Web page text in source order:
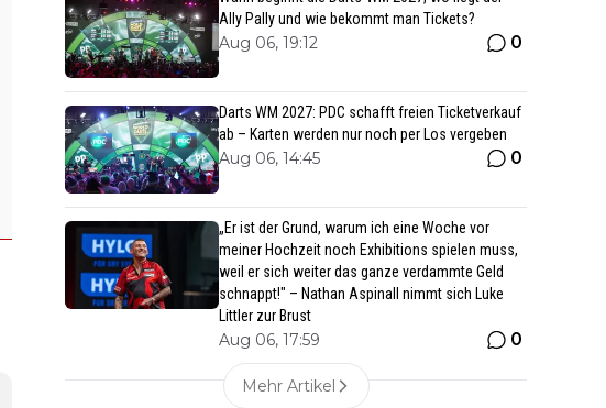
Ally Pally und wie bekommt man Tickets?
Aug 06, 19:12 0
Darts WM 2027: PDC schafft freien Ticketverkauf
ab – Karten werden nur noch per Los vergeben
Aug 06, 14:45 0
„Er ist der Grund, warum ich eine Woche vor
meiner Hochzeit noch Exhibitions spielen muss,
weil er sich weiter das ganze verdammte Geld
schnappt!" – Nathan Aspinall nimmt sich Luke
Littler zur Brust
Aug 06, 17:59 0
Mehr Artikel